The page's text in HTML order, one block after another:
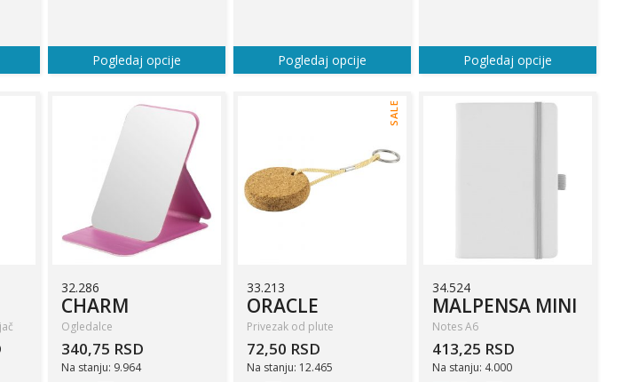
Pogledaj opcije Pogledaj opcije Pogledaj opcije
32.286
CHARM
Ogledalce
340,75 RSD
Na stanju: 9.964
SALE
33.213
ORACLE
Privezak od plute
72,50 RSD
Na stanju: 12.465
34.524
MALPENSA MINI
Notes A6
413,25 RSD
Na stanju: 4.000